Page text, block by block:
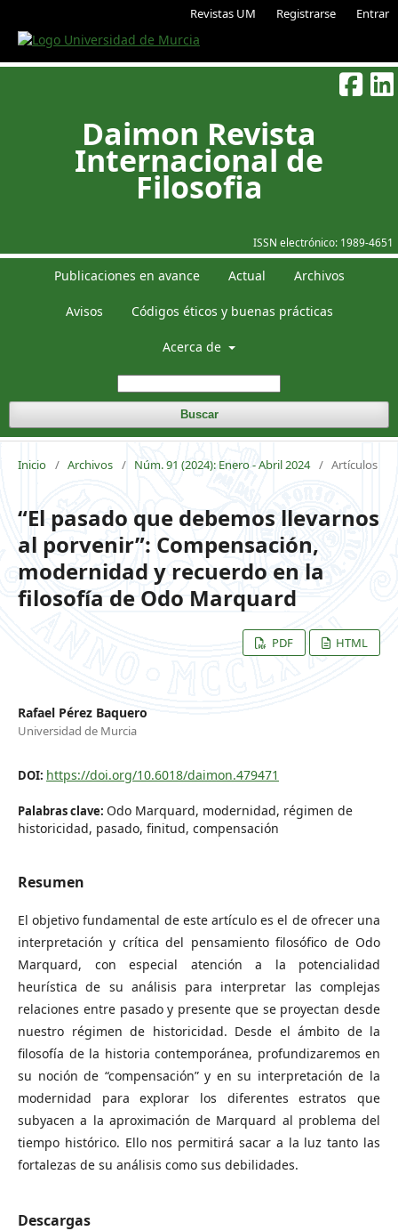
Revistas UM Registrarse Entrar
ISSN electrónico: 1989-4651
Daimon Revista
Internacional de
Filosofia
Publicaciones en avance Actual Archivos
Avisos Códigos éticos y buenas prácticas
Acerca de
Buscar
Inicio / Archivos / Núm. 91 (2024): Enero - Abril 2024 / Artículos
“El pasado que debemos llevarnos
al porvenir”: Compensación,
modernidad y recuerdo en la
filosofía de Odo Marquard
PDF HTML
Rafael Pérez Baquero
Universidad de Murcia
DOI: https://doi.org/10.6018/daimon.479471
Palabras clave: Odo Marquard, modernidad, régimen de
historicidad, pasado, finitud, compensación
Resumen
El objetivo fundamental de este artículo es el de ofrecer una
interpretación y crítica del pensamiento filosófico de Odo
Marquard, con especial atención a la potencialidad
heurística de su análisis para interpretar las complejas
relaciones entre pasado y presente que se proyectan desde
nuestro régimen de historicidad. Desde el ámbito de la
filosofía de la historia contemporánea, profundizaremos en
su noción de “compensación” y en su interpretación de la
modernidad para explorar los diferentes estratos que
subyacen a la aproximación de Marquard al problema del
tiempo histórico. Ello nos permitirá sacar a la luz tanto las
fortalezas de su análisis como sus debilidades.
Descargas